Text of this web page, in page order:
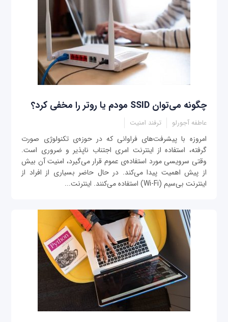
چگونه می‌توان SSID مودم یا روتر را مخفی کرد؟
عاطفه آجورلو ترفند امنیت
امروزه با پیشرفت‌های فراوانی که در حوزه‌ی تکنولوژی صورت
گرفته، استفاده از اینترنت امری اجتناب ناپذیر و ضروری است.
وقتی سرویسی مورد استفاده‌ی عموم قرار می‌گیرد، امنیت آن بیش
از پیش اهمیت پیدا می‌کند. در حال حاضر بسیاری از افراد از
اینترنت بی‌سیم (Wi-Fi) استفاده می‌کنند. اینترنت...